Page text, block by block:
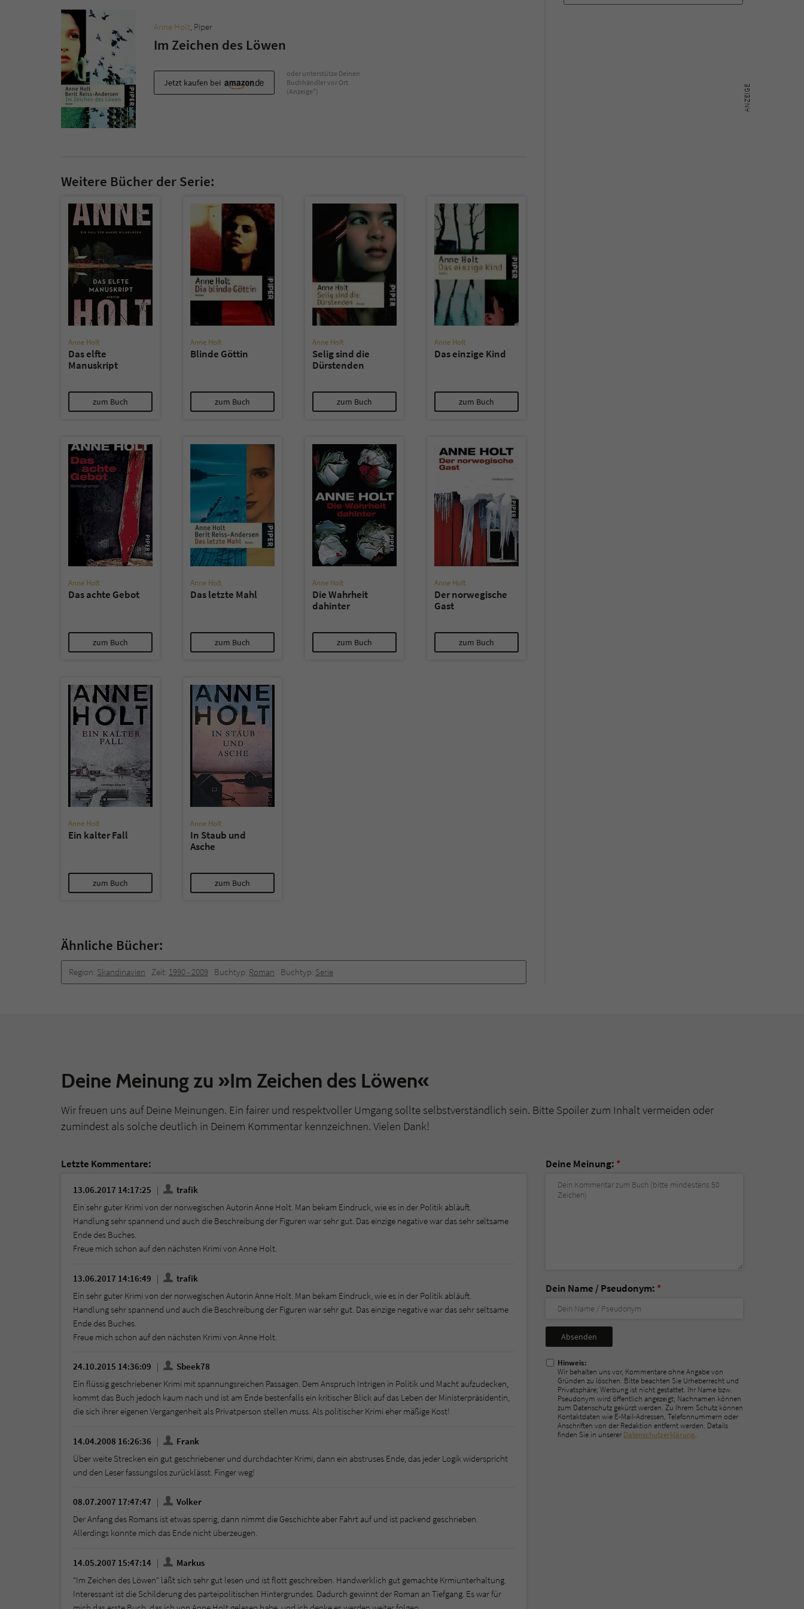
Anne Holt, Piper
Im Zeichen des Löwen
Jetzt kaufen bei
oder unterstütze Deinen
Buchhändler vor Ort
(Anzeige*)
Weitere Bücher der Serie:
Anne Holt
Das elfte
Manuskript
zum Buch
Anne Holt
Blinde Göttin
zum Buch
Anne Holt
Selig sind die
Dürstenden
zum Buch
Anne Holt
Das einzige Kind
zum Buch
Anne Holt
Das achte Gebot
zum Buch
Anne Holt
Das letzte Mahl
zum Buch
Anne Holt
Die Wahrheit
dahinter
zum Buch
Anne Holt
Der norwegische
Gast
zum Buch
Anne Holt
Ein kalter Fall
zum Buch
Anne Holt
In Staub und
Asche
zum Buch
Ähnliche Bücher:
Region: Skandinavien Zeit: 1990 -­ 2009 Buchtyp: Roman Buchtyp: Serie
Deine Meinung zu »Im Zeichen des Löwen«
Wir freuen uns auf Deine Meinungen. Ein fairer und respektvoller Umgang sollte selbstverständlich sein. Bitte Spoiler zum Inhalt vermeiden oder
zumindest als solche deutlich in Deinem Kommentar kennzeichnen. Vielen Dank!
Letzte Kommentare:
13.06.2017 14:17:25
trafik
Ein sehr guter Krimi von der norwegischen Autorin Anne Holt. Man bekam Eindruck, wie es in der Politik abläuft.
Handlung sehr spannend und auch die Beschreibung der Figuren war sehr gut. Das einzige negative war das sehr seltsame
Ende des Buches.
Freue mich schon auf den nächsten Krimi von Anne Holt.
13.06.2017 14:16:49
trafik
Ein sehr guter Krimi von der norwegischen Autorin Anne Holt. Man bekam Eindruck, wie es in der Politik abläuft.
Handlung sehr spannend und auch die Beschreibung der Figuren war sehr gut. Das einzige negative war das sehr seltsame
Ende des Buches.
Freue mich schon auf den nächsten Krimi von Anne Holt.
24.10.2015 14:36:09
Sbeek78
Ein flüssig geschriebener Krimi mit spannungsreichen Passagen. Dem Anspruch Intrigen in Politik und Macht aufzudecken,
kommt das Buch jedoch kaum nach und ist am Ende bestenfalls ein kritischer Blick auf das Leben der Ministerpräsidentin,
die sich ihrer eigenen Vergangenheit als Privatperson stellen muss. Als politischer Krimi eher mäßige Kost!
14.04.2008 16:26:36
Frank
Über weite Strecken ein gut geschriebener und durchdachter Krimi, dann ein abstruses Ende, das jeder Logik widerspricht
und den Leser fassungslos zurücklässt. Finger weg!
08.07.2007 17:47:47
Volker
Der Anfang des Romans ist etwas sperrig, dann nimmt die Geschichte aber Fahrt auf und ist packend geschrieben.
Allerdings konnte mich das Ende nicht überzeugen.
14.05.2007 15:47:14
Markus
"Im Zeichen des Löwen" läßt sich sehr gut lesen und ist flott geschreiben. Handwerklich gut gemachte Krmiunterhaltung.
Interessant ist die Schilderung des parteipolitischen Hintergrundes. Dadurch gewinnt der Roman an Tiefgang. Es war für
Deine Meinung: *
Dein Name / Pseudonym: *
Nicht
ausfüllen!
Hinweis:
Wir behalten uns vor, Kommentare ohne Angabe von
Gründen zu löschen. Bitte beachten Sie Urheberrecht und
Privatsphäre; Werbung ist nicht gestattet. Ihr Name bzw.
Pseudonym wird öffentlich angezeigt; Nachnamen können
zum Datenschutz gekürzt werden. Zu Ihrem Schutz können
Kontaktdaten wie E-Mail-Adressen, Telefonnummern oder
Anschriften von der Redaktion entfernt werden. Details
finden Sie in unserer Datenschutzerklärung.
Laufzeit 1 Jahr
Session
Dieses Cookie gewährleistet die Kommunikation der
Webseite mit dem Benutzer. Es wird benötigt um z. B.
den Sicherheitscode des Kontaktformulars zu
überprüfen.